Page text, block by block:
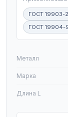
ГОСТ 19903-
ГОСТ 19904-
Металл
Марка
Длина L